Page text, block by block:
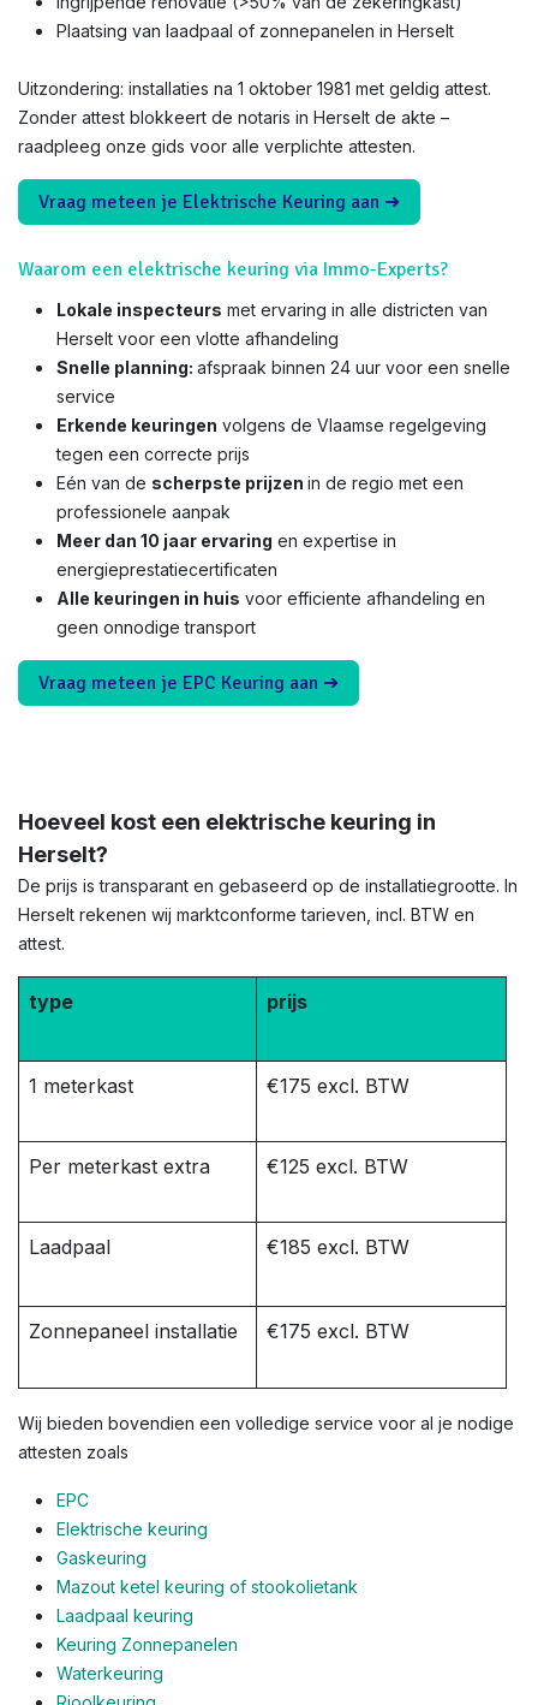
Plaatsing van laadpaal of zonnepanelen in Herselt
Uitzondering: installaties na 1 oktober 1981 met geldig attest.
Zonder attest blokkeert de notaris in Herselt de akte –
raadpleeg onze gids voor alle verplichte attesten.
Vraag meteen je Elektrische Keuring aan ➜
Waarom een elektrische keuring via Immo-Experts?
Lokale inspecteurs met ervaring in alle districten van
Herselt voor een vlotte afhandeling
Snelle planning: afspraak binnen 24 uur voor een snelle
service
Erkende keuringen volgens de Vlaamse regelgeving
tegen een correcte prijs
Eén van de scherpste prijzen in de regio met een
professionele aanpak
Meer dan 10 jaar ervaring en expertise in
energieprestatiecertificaten
Alle keuringen in huis voor efficiente afhandeling en
geen onnodige transport
Vraag meteen je EPC Keuring aan ➜
Hoeveel kost een elektrische keuring in
Herselt?
De prijs is transparant en gebaseerd op de installatiegrootte. In
Herselt rekenen wij marktconforme tarieven, incl. BTW en
attest.
type prijs
1 meterkast €175 excl. BTW
Per meterkast extra €125 excl. BTW
Laadpaal €185 excl. BTW
Zonnepaneel installatie €175 excl. BTW
Wij bieden bovendien een volledige service voor al je nodige
attesten zoals
EPC
Elektrische keuring
Gaskeuring
Mazout ketel keuring of stookolietank
Laadpaal keuring
Keuring Zonnepanelen
Waterkeuring